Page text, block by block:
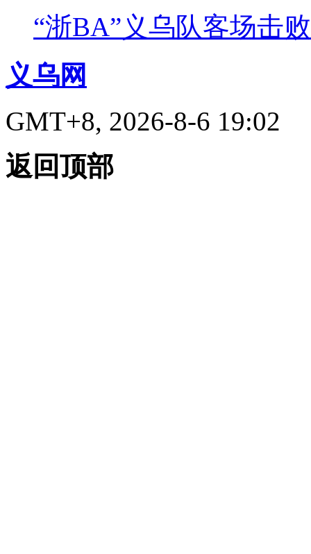
“浙BA”义乌队客场击
义乌网
GMT+8, 2026-8-6 19:02
返回顶部